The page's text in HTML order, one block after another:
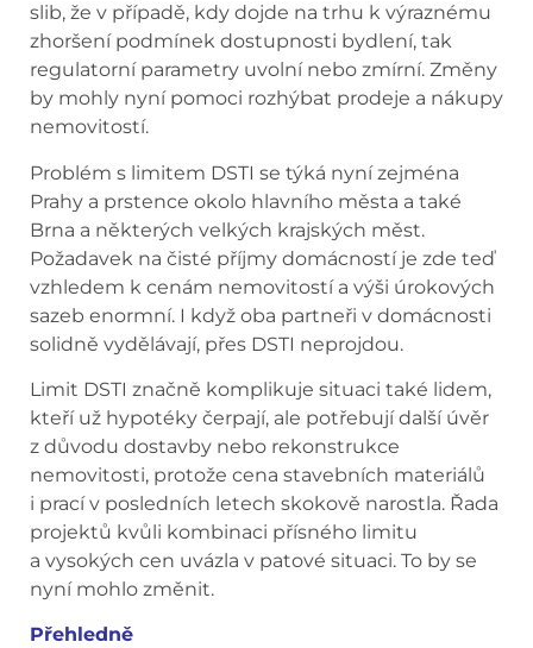
slib, že v případě, kdy dojde na trhu k výraznému
zhoršení podmínek dostupnosti bydlení, tak
regulatorní parametry uvolní nebo zmírní. Změny
by mohly nyní pomoci rozhýbat prodeje a nákupy
nemovitostí.
Problém s limitem DSTI se týká nyní zejména
Prahy a prstence okolo hlavního města a také
Brna a některých velkých krajských měst.
Požadavek na čisté příjmy domácností je zde teď
vzhledem k cenám nemovitostí a výši úrokových
sazeb enormní. I když oba partneři v domácnosti
solidně vydělávají, přes DSTI neprojdou.
Limit DSTI značně komplikuje situaci také lidem,
kteří už hypotéky čerpají, ale potřebují další úvěr
z důvodu dostavby nebo rekonstrukce
nemovitosti, protože cena stavebních materiálů
i prací v posledních letech skokově narostla. Řada
projektů kvůli kombinaci přísného limitu
a vysokých cen uvázla v patové situaci. To by se
nyní mohlo změnit.
Přehledně